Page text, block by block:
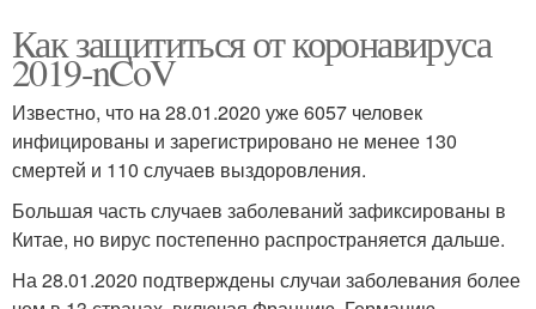
Как защититься от коронавируса
2019-nCoV
Известно, что на 28.01.2020 уже 6057 человек
инфицированы и зарегистрировано не менее 130
смертей и 110 случаев выздоровления.
Большая часть случаев заболеваний зафиксированы в
Китае, но вирус постепенно распространяется дальше.
На 28.01.2020 подтверждены случаи заболевания более